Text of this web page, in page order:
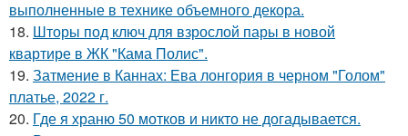
выполненные в технике объемного декора.
18. Шторы под ключ для взрослой пары в новой
квартире в ЖК "Кама Полис".
19. Затмение в Каннах: Ева лонгория в черном "Голом"
платье, 2022 г.
20. Где я храню 50 мотков и никто не догадывается.